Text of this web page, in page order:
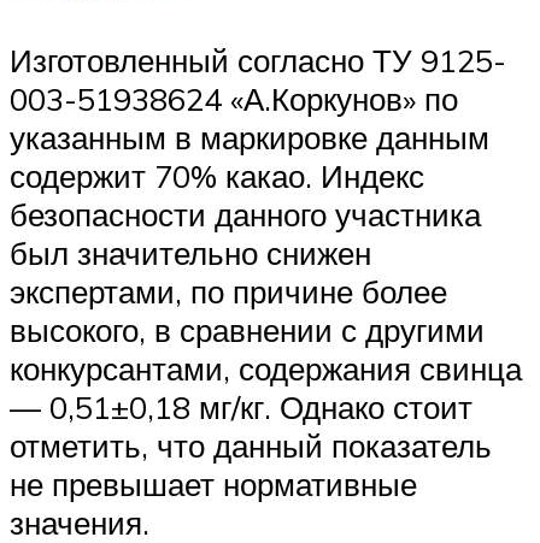
Изготовленный согласно ТУ 9125-
003-51938624 «А.Коркунов» по
указанным в маркировке данным
содержит 70% какао. Индекс
безопасности данного участника
был значительно снижен
экспертами, по причине более
высокого, в сравнении с другими
конкурсантами, содержания свинца
— 0,51±0,18 мг/кг. Однако стоит
отметить, что данный показатель
не превышает нормативные
значения.